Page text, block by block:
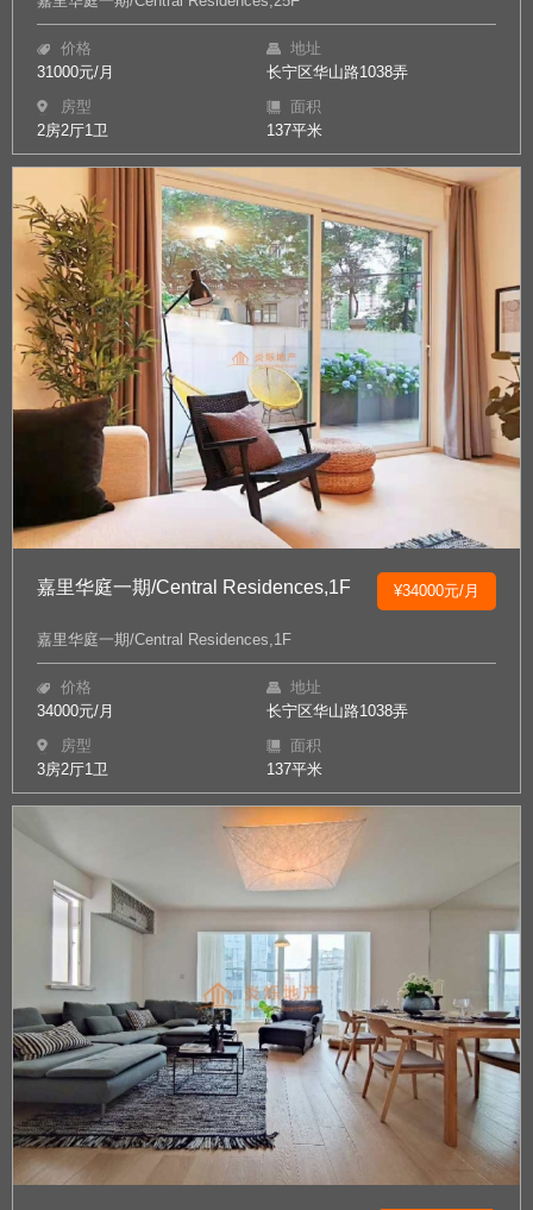
价格
31000元/月
地址
长宁区华山路1038弄
房型
2房2厅1卫
面积
137平米
嘉里华庭一期/Central Residences,1F ¥34000元/月
嘉里华庭一期/Central Residences,1F
价格
34000元/月
地址
长宁区华山路1038弄
房型
3房2厅1卫
面积
137平米